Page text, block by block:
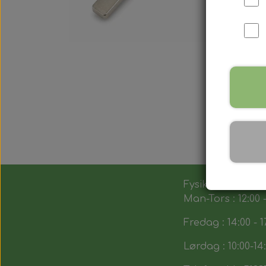
Fysik butik :
Man-Tors : 12:00
Fredag : 14:00 -
Lørdag : 10:00-